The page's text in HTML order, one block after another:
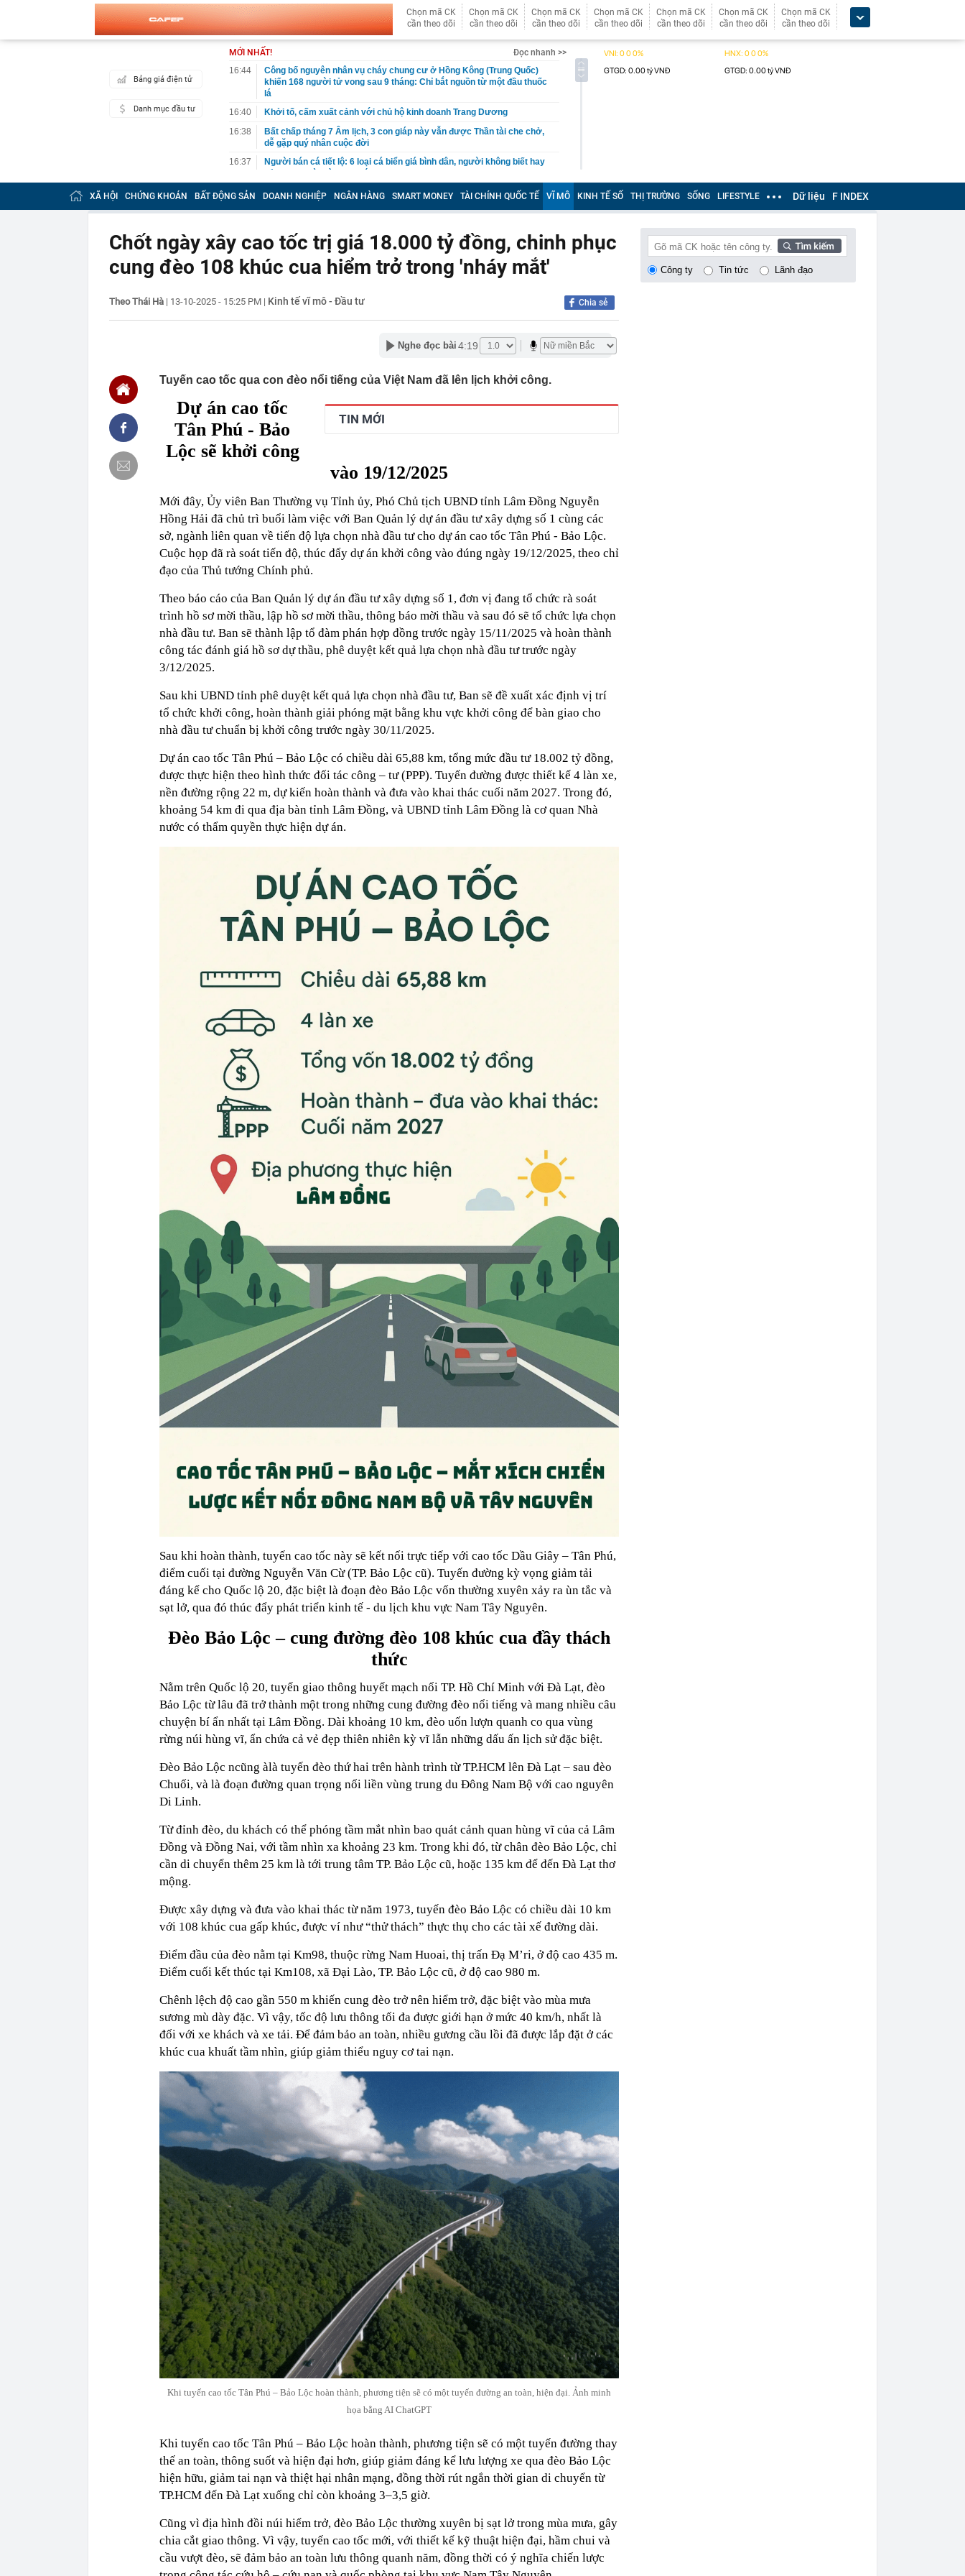
Chọn mã CK
cần theo dõi
Chọn mã CK
cần theo dõi
Chọn mã CK
cần theo dõi
Chọn mã CK
cần theo dõi
Chọn mã CK
cần theo dõi
Chọn mã CK
cần theo dõi
Chọn mã CK
cần theo dõi
Bảng giá điện tử
Danh mục đầu tư
MỚI NHẤT!
Đọc nhanh >>
16:44
Công bố nguyên nhân vụ cháy chung cư ở Hồng Kông (Trung Quốc)
khiến 168 người tử vong sau 9 tháng: Chỉ bắt nguồn từ một đầu thuốc
lá
16:40
Khởi tố, cấm xuất cảnh với chủ hộ kinh doanh Trang Dương
16:38
Bất chấp tháng 7 Âm lịch, 3 con giáp này vẫn được Thần tài che chở,
dễ gặp quý nhân cuộc đời
16:37
Người bán cá tiết lộ: 6 loại cá biển giá bình dân, người không biết hay
16:36
Omoda & Jaecoo triển khai loạt ưu đãi tháng 8, giá Omoda C5 từ 459,1
cách làm vừa mát vừa thoát nước tốt đang dần trở thành xu hướng
mới
16:29
Cây xương rồng mẹ trồng 19 năm bất ngờ “nằm dài” khắp chậu, đến
khi nở hoa ai cũng trầm trồ.
Tỉ phú sáng lập 'cá voi' Strategy: ChatGPT giúp tôi kiếm 15 tỷ USD,
đừng làm việc nhiều hơn robot
Phát hiện giao dịch chuyển khoản 89.760.000 đồng từ tài khoản
Vietcombank sang tài khoản VietinBank của Lò Thị Ly, công an lập tức
16:18
Đừng tưởng Lập thu là hết nóng, phải đến tiết Xử thử mới thật sự mát
16:17
Thêm 5 tuyến cao tốc Quảng Ngãi đến Nha Trang thu phí không dừng
từ ngày 14/8
16:16
EVN hết lỗ lũy kế, nhiều doanh nghiệp Nhà nước báo lãi nghìn tỷ
Hiện trường vụ xe đầu kéo chở nhiều ô tô Lexus bốc cháy trên cao tốc
Hà Nội - Hải Phòng
16:14
Ngoài rửa tiền cho Mr Pips, Shark Bình đang bị điều tra về 3 tội danh
16:13
F88 tiếp tục chào bán hơn 11 triệu cổ phiếu chưa được phân phối hết
16:12
Mang 6,6 tỷ đồng ra ngân hàng gửi tiết kiệm, cụ ông ngỡ ngàng khi tất
cả là tiền giả
16:10
Lãi suất huy động leo thang, ngân hàng chịu sức ép kép
ngày 31/8
16:07
Ô tô Honda sẽ rẻ hơn rất nhiều nhờ khung gầm do hãng mẹ Jaguar
Land Rover phát triển?
XÃ HỘI CHỨNG KHOÁN BẤT ĐỘNG SẢN DOANH NGHIỆP NGÂN HÀNG SMART MONEY TÀI CHÍNH QUỐC TẾ VĨ MÔ KINH TẾ SỐ THỊ TRƯỜNG SỐNG LIFESTYLE Dữ liệu F INDEX
Chốt ngày xây cao tốc trị giá 18.000 tỷ đồng, chinh phục
cung đèo 108 khúc cua hiểm trở trong 'nháy mắt'
Theo Thái Hà | 13-10-2025 - 15:25 PM | Kinh tế vĩ mô - Đầu tư Chia sẻ
Nghe đọc bài 4:19
Tuyến cao tốc qua con đèo nổi tiếng của Việt Nam đã lên lịch khởi công.
TIN MỚI
Dự án cao tốc
Tân Phú - Bảo
Lộc sẽ khởi công
vào 19/12/2025
Mới đây, Ủy viên Ban Thường vụ Tỉnh ủy, Phó Chủ tịch UBND tỉnh Lâm Đồng Nguyễn
Hồng Hải đã chủ trì buổi làm việc với Ban Quản lý dự án đầu tư xây dựng số 1 cùng các
sở, ngành liên quan về tiến độ lựa chọn nhà đầu tư cho dự án cao tốc Tân Phú - Bảo Lộc.
Cuộc họp đã rà soát tiến độ, thúc đẩy dự án khởi công vào đúng ngày 19/12/2025, theo chỉ
đạo của Thủ tướng Chính phủ.
Theo báo cáo của Ban Quản lý dự án đầu tư xây dựng số 1, đơn vị đang tổ chức rà soát
trình hồ sơ mời thầu, lập hồ sơ mời thầu, thông báo mời thầu và sau đó sẽ tổ chức lựa chọn
nhà đầu tư. Ban sẽ thành lập tổ đàm phán hợp đồng trước ngày 15/11/2025 và hoàn thành
công tác đánh giá hồ sơ dự thầu, phê duyệt kết quả lựa chọn nhà đầu tư trước ngày
3/12/2025.
Sau khi UBND tỉnh phê duyệt kết quả lựa chọn nhà đầu tư, Ban sẽ đề xuất xác định vị trí
tổ chức khởi công, hoàn thành giải phóng mặt bằng khu vực khởi công để bàn giao cho
nhà đầu tư chuẩn bị khởi công trước ngày 30/11/2025.
Dự án cao tốc Tân Phú – Bảo Lộc có chiều dài 65,88 km, tổng mức đầu tư 18.002 tỷ đồng,
được thực hiện theo hình thức đối tác công – tư (PPP). Tuyến đường được thiết kế 4 làn xe,
nền đường rộng 22 m, dự kiến hoàn thành và đưa vào khai thác cuối năm 2027. Trong đó,
khoảng 54 km đi qua địa bàn tỉnh Lâm Đồng, và UBND tỉnh Lâm Đồng là cơ quan Nhà
nước có thẩm quyền thực hiện dự án.
Sau khi hoàn thành, tuyến cao tốc này sẽ kết nối trực tiếp với cao tốc Dầu Giây – Tân Phú,
điểm cuối tại đường Nguyễn Văn Cừ (TP. Bảo Lộc cũ). Tuyến đường kỳ vọng giảm tải
đáng kể cho Quốc lộ 20, đặc biệt là đoạn đèo Bảo Lộc vốn thường xuyên xảy ra ùn tắc và
sạt lở, qua đó thúc đẩy phát triển kinh tế - du lịch khu vực Nam Tây Nguyên.
Đèo Bảo Lộc – cung đường đèo 108 khúc cua đầy thách
thức
Nằm trên Quốc lộ 20, tuyến giao thông huyết mạch nối TP. Hồ Chí Minh với Đà Lạt, đèo
Bảo Lộc từ lâu đã trở thành một trong những cung đường đèo nổi tiếng và mang nhiều câu
chuyện bí ẩn nhất tại Lâm Đồng. Dài khoảng 10 km, đèo uốn lượn quanh co qua vùng
rừng núi hùng vĩ, ẩn chứa cả vẻ đẹp thiên nhiên kỳ vĩ lẫn những dấu ấn lịch sử đặc biệt.
Đèo Bảo Lộc ncũng àlà tuyến đèo thứ hai trên hành trình từ TP.HCM lên Đà Lạt – sau đèo
Chuối, và là đoạn đường quan trọng nối liền vùng trung du Đông Nam Bộ với cao nguyên
Di Linh.
Từ đỉnh đèo, du khách có thể phóng tầm mắt nhìn bao quát cảnh quan hùng vĩ của cả Lâm
Đồng và Đồng Nai, với tầm nhìn xa khoảng 23 km. Trong khi đó, từ chân đèo Bảo Lộc, chỉ
cần di chuyển thêm 25 km là tới trung tâm TP. Bảo Lộc cũ, hoặc 135 km để đến Đà Lạt thơ
mộng.
Được xây dựng và đưa vào khai thác từ năm 1973, tuyến đèo Bảo Lộc có chiều dài 10 km
với 108 khúc cua gấp khúc, được ví như “thử thách” thực thụ cho các tài xế đường dài.
Điểm đầu của đèo nằm tại Km98, thuộc rừng Nam Huoai, thị trấn Đạ M’ri, ở độ cao 435 m.
Điểm cuối kết thúc tại Km108, xã Đại Lào, TP. Bảo Lộc cũ, ở độ cao 980 m.
Chênh lệch độ cao gần 550 m khiến cung đèo trở nên hiểm trở, đặc biệt vào mùa mưa
sương mù dày đặc. Vì vậy, tốc độ lưu thông tối đa được giới hạn ở mức 40 km/h, nhất là
đối với xe khách và xe tải. Để đảm bảo an toàn, nhiều gương cầu lồi đã được lắp đặt ở các
khúc cua khuất tầm nhìn, giúp giảm thiểu nguy cơ tai nạn.
Khi tuyến cao tốc Tân Phú – Bảo Lộc hoàn thành, phương tiện sẽ có một tuyến đường an toàn, hiện đại. Ảnh minh
họa bằng AI ChatGPT
Khi tuyến cao tốc Tân Phú – Bảo Lộc hoàn thành, phương tiện sẽ có một tuyến đường thay
thế an toàn, thông suốt và hiện đại hơn, giúp giảm đáng kể lưu lượng xe qua đèo Bảo Lộc
hiện hữu, giảm tai nạn và thiệt hại nhân mạng, đồng thời rút ngắn thời gian di chuyển từ
TP.HCM đến Đà Lạt xuống chỉ còn khoảng 3–3,5 giờ.
Cũng vì địa hình đồi núi hiểm trở, đèo Bảo Lộc thường xuyên bị sạt lở trong mùa mưa, gây
chia cắt giao thông. Vì vậy, tuyến cao tốc mới, với thiết kế kỹ thuật hiện đại, hầm chui và
cầu vượt đèo, sẽ đảm bảo an toàn lưu thông quanh năm, đồng thời có ý nghĩa chiến lược
Công ty Tin tức Lãnh đạo